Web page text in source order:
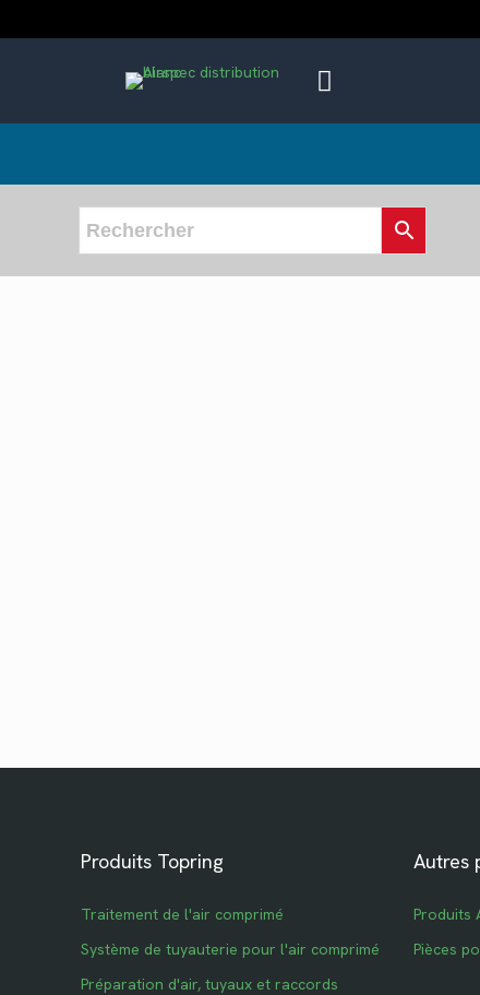
Produits Topring
Traitement de l'air comprimé
Système de tuyauterie pour l'air comprimé
Préparation d'air, tuyaux et raccords
Autres
Produits
Pièces